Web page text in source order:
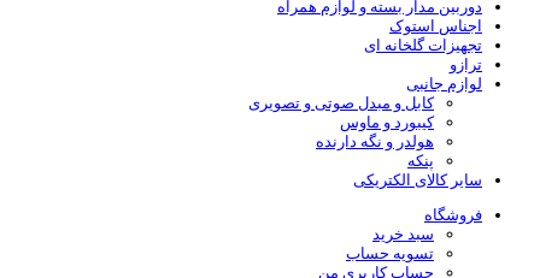
دوربین مدار بسته و لوازم همراه
اجناس استوک
تجهیزات گلخانه ای
ترازو
لوازم جانبی
کابل و مبدل صوتی و تصویری
کیبورد و ماوس
هولدر و نگه دارنده
پنکه
سایر کالای الکتریکی
فروشگاه
سبد خرید
تسویه حساب
حساب کاربری من